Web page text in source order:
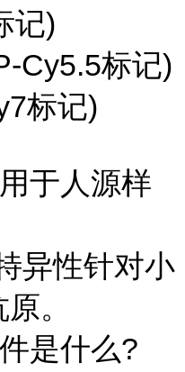
记)
Cy5.5标记)
标记)
于人源样
异性针对小
。
是什么?